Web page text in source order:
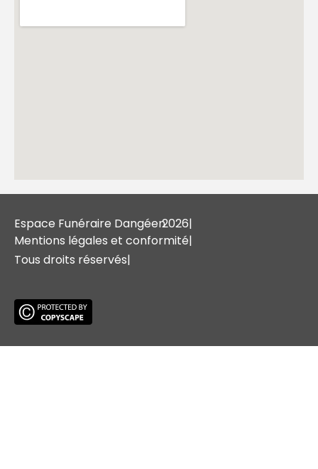
Espace Funéraire Dangéen2026|
Mentions légales et conformité|
Tous droits réservés|